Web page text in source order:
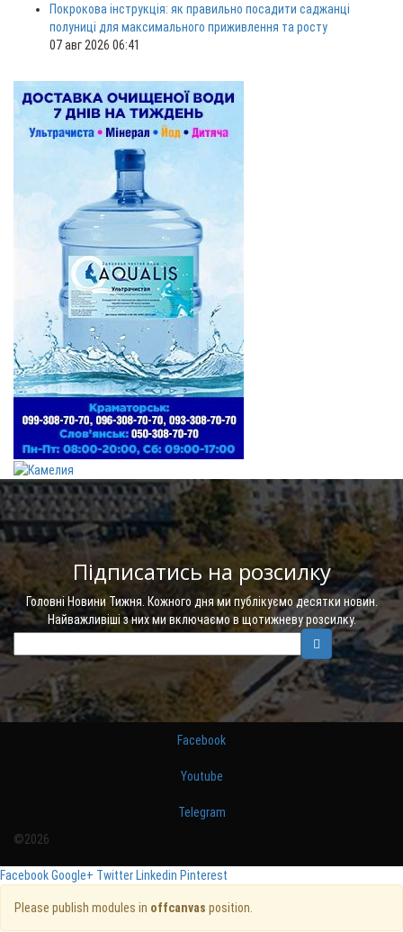
Покрокова інструкція: як правильно посадити саджанці
полуниці для максимального приживлення та росту
07 авг 2026 06:41
Підписатись на розсилку
Головні Новини Тижня. Кожного дня ми публікуємо десятки новин.
Найважливіші з них ми включаємо в щотижневу розсилку.
Facebook
Youtube
Telegram
©2026
FacebookGoogle+ TwitterLinkedin Pinterest
Please publish modules in offcanvas position.